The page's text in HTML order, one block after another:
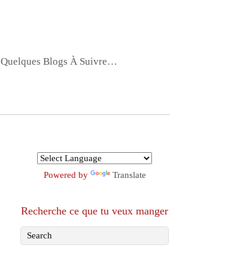
Quelques Blogs À Suivre…
Powered by Translate
Recherche ce que tu veux manger